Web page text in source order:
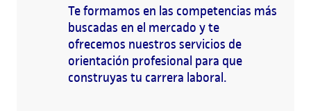
Te formamos en las competencias más
buscadas en el mercado y te
ofrecemos nuestros servicios de
orientación profesional para que
construyas tu carrera laboral.